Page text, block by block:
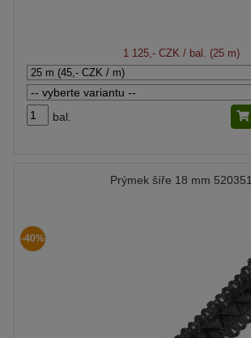
1 125,- CZK / bal. (25 m)
bal.
Prýmek šíře 18 mm 520351
-40%